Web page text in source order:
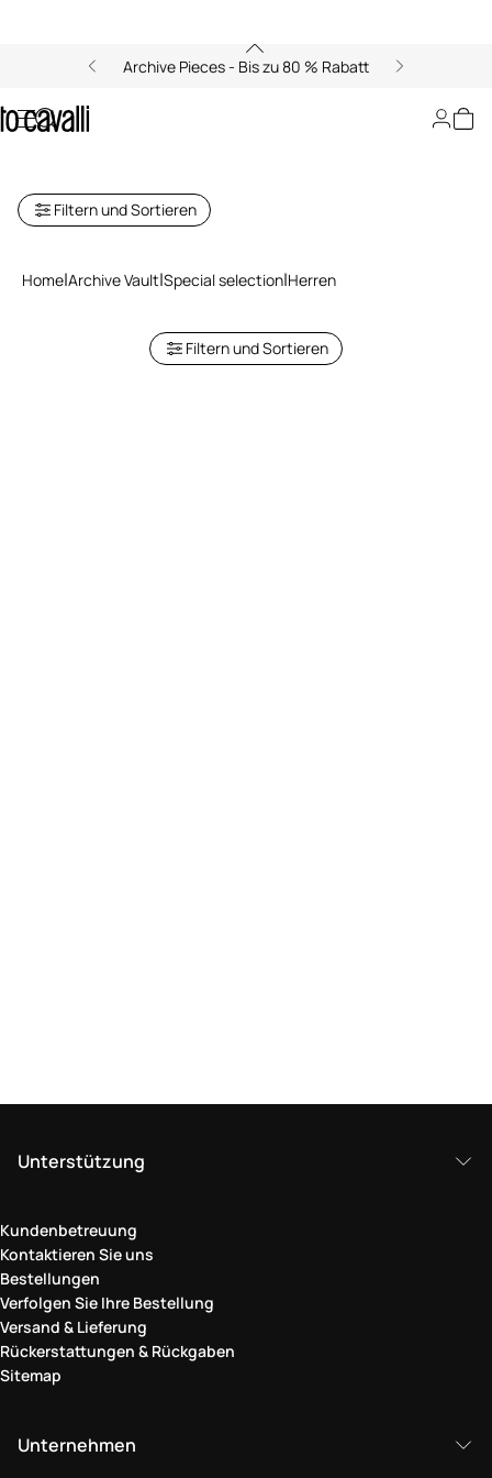
Archive Pieces - Bis zu 80 % Rabatt
Archive: Sonderauswahl für
Herren
Filtern und Sortieren
Home Archive Vault Special selection Herren
Filtern und Sortieren
Unterstützung
Kundenbetreuung
Kontaktieren Sie uns
Bestellungen
Verfolgen Sie Ihre Bestellung
Versand & Lieferung
Rückerstattungen & Rückgaben
Sitemap
Unternehmen